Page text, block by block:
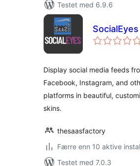
Testet med 6.9.6
SocialEyes
Display social media feeds
Facebook, Instagram, and
platforms in beautiful,
skins.
thesaasfactory
Færre enn 10 aktive
Testet med 7.0.3